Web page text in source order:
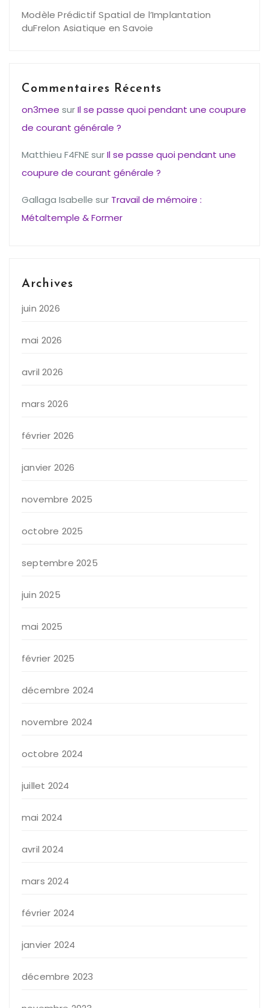
Modèle Prédictif Spatial de l’Implantation
duFrelon Asiatique en Savoie
Commentaires Récents
on3mee surIl se passe quoi pendant une coupure
de courant générale ?
Matthieu F4FNEsurIl se passe quoi pendant une
coupure de courant générale ?
Gallaga Isabelle sur Travail de mémoire :
Métaltemple & Former
Archives
juin 2026
mai 2026
avril 2026
mars 2026
février 2026
janvier 2026
novembre 2025
octobre 2025
septembre 2025
juin 2025
mai 2025
février 2025
décembre 2024
novembre 2024
octobre 2024
juillet 2024
mai 2024
avril 2024
mars 2024
février 2024
janvier 2024
décembre 2023